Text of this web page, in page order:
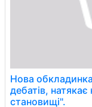
Нова
дебатів,
становищі".